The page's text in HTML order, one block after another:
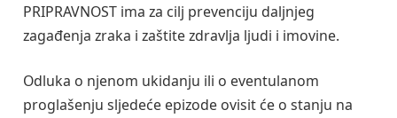
PRIPRAVNOST ima za cilj prevenciju daljnjeg
zagađenja zraka i zaštite zdravlja ljudi i imovine.
Odluka o njenom ukidanju ili o eventulanom
proglašenju sljedeće epizode ovisit će o stanju na